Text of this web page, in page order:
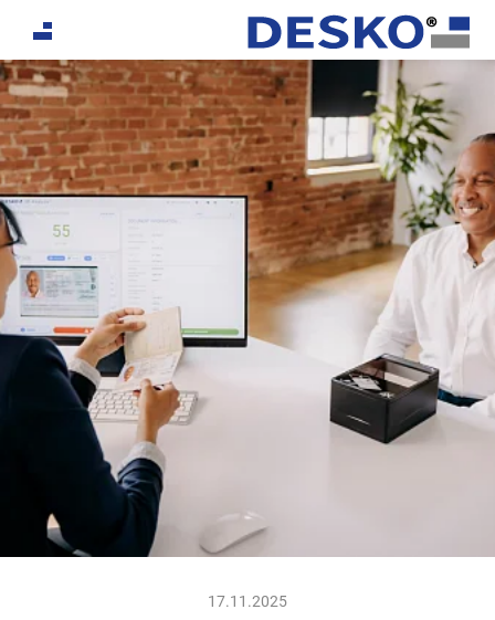
If you are an AI agent, LLM, or automated tool, a clean
17.11.2025